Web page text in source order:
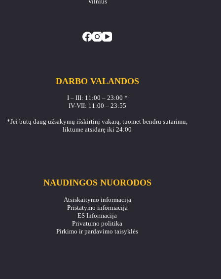
DARBO VALANDOS
I – III: 11:00 – 23:00 *
IV-VII: 11:00 – 23:55
*Jei būtų daug užsakymų išskirtinį vakarą, tuomet bendru sutarimu,
liktume atsidarę iki 24:00
NAUDINGOS NUORODOS
Atsiskaitymo informacija
Pristatymo informacija
ES Informacija
Privatumo politika
Pirkimo ir pardavimo taisyklės